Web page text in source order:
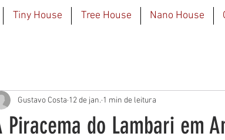
Tiny House Tree House Nano House
Piracema do Lambari em
Gustavo Costa 12 de jan. 1 min de leitura